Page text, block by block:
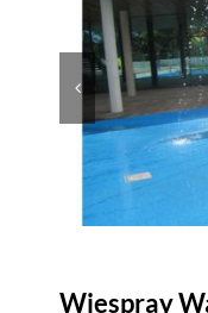
Wiespray